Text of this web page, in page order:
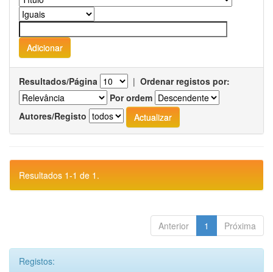
Resultados/Página | Ordenar registos por:
Por ordem
Autores/Registo
Resultados 1-1 de 1.
Anterior 1 Próxima
Registos: